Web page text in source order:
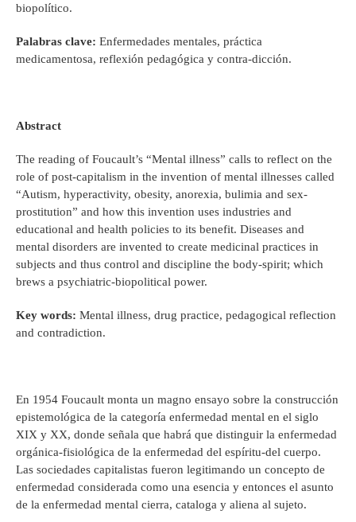
biopolítico.
Palabras clave: Enfermedades mentales, práctica
medicamentosa, reflexión pedagógica y contra-dicción.
Abstract
The reading of Foucault’s “Mental illness” calls to reflect on the
role of post-capitalism in the invention of mental illnesses called
“Autism, hyperactivity, obesity, anorexia, bulimia and sex-
prostitution” and how this invention uses industries and
educational and health policies to its benefit. Diseases and
mental disorders are invented to create medicinal practices in
subjects and thus control and discipline the body-spirit; which
brews a psychiatric-biopolitical power.
Key words: Mental illness, drug practice, pedagogical reflection
and contradiction.
En 1954 Foucault monta un magno ensayo sobre la construcción
epistemológica de la categoría enfermedad mental en el siglo
XIX y XX, donde señala que habrá que distinguir la enfermedad
orgánica-fisiológica de la enfermedad del espíritu-del cuerpo.
Las sociedades capitalistas fueron legitimando un concepto de
enfermedad considerada como una esencia y entonces el asunto
de la enfermedad mental cierra, cataloga y aliena al sujeto.